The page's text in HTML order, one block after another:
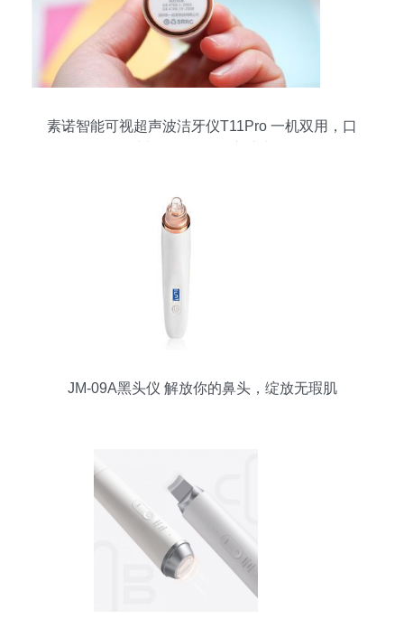
素诺智能可视超声波洁牙仪T11Pro 一机双用，口
JM-09A黑头仪 解放你的鼻头，绽放无瑕肌